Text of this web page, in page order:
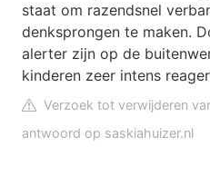
staat om razendsnel
denksprongen te maken.
alerter zijn op de
kinderen zeer intens
Verzoek tot verwijderen
antwoord op saskiahuizer.nl